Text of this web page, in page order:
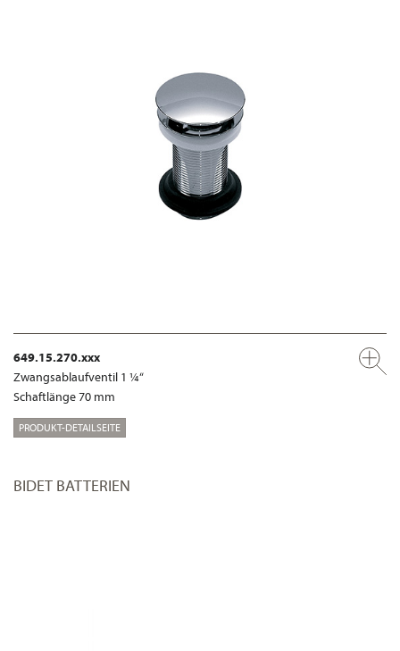
649.15.270.xxx
Zwangsablaufventil 1 ¼“
Schaftlänge 70 mm
PRODUKT-DETAILSEITE
BIDET BATTERIEN